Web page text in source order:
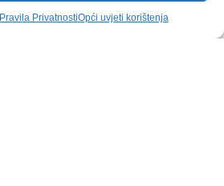
Pravila PrivatnostiOpći uvjeti korištenja